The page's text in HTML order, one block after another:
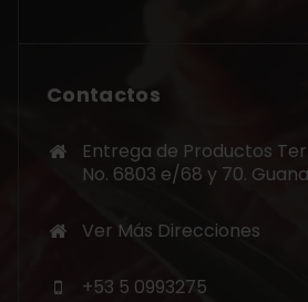
Contactos
Entrega de Productos
No. 6803 e/68 y 70.
Ver Más Direcciones
+53 5 0993275